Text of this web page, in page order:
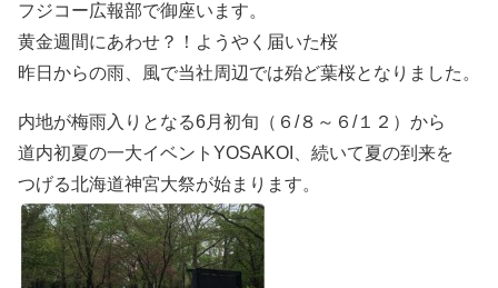
フジコー広報部で御座います。
黄金週間にあわせ？！ようやく届いた桜
昨日からの雨、風で当社周辺では殆ど葉桜となりました。
内地が梅雨入りとなる6月初旬（６/８～６/１２）から
道内初夏の一大イベントYOSAKOI、続いて夏の到来を
つげる北海道神宮大祭が始まります。